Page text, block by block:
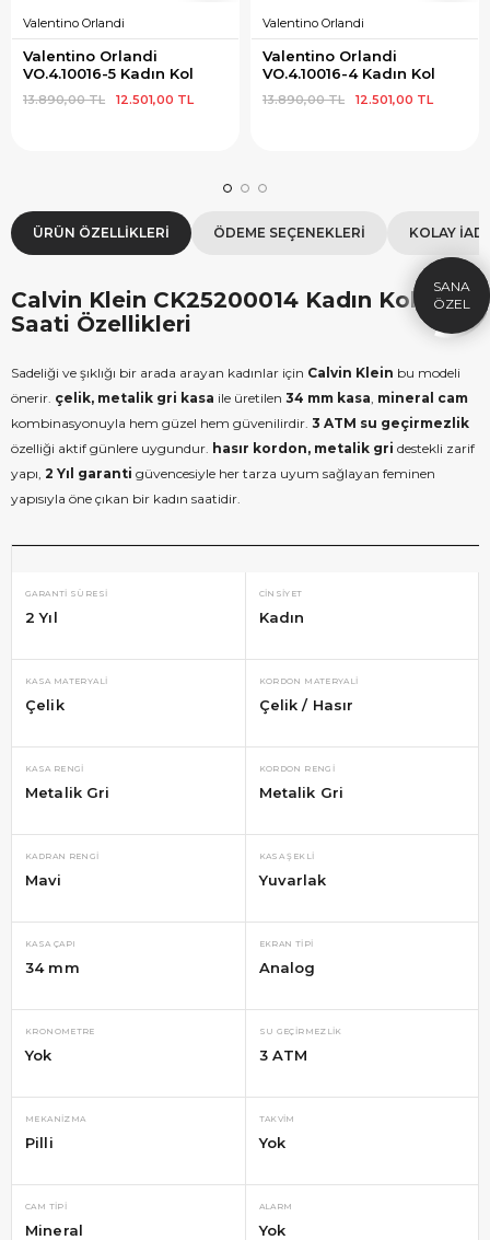
Valentino Orlandi
Valentino Orlandi
VO.4.10016-5 Kadın Kol
12.501,00 TL
13.890,00 TL
Valentino Orlandi
Valentino Orlandi
VO.4.10016-4 Kadın Kol
12.501,00 TL
13.890,00 TL
ÜRÜN ÖZELLIKLERI ÖDEME SEÇENEKLERI KOLAY
Calvin Klein CK25200014 Kadın Kol
Saati Özellikleri
Sadeliği ve şıklığı bir arada arayan kadınlar için Calvin Klein bu modeli
önerir. çelik, metalik gri kasa ile üretilen 34 mm kasa mineral cam
kombinasyonuyla hem güzel hem güvenilirdir. 3 ATM su geçirmezlik
özelliği aktif günlere uygundur. hasır kordon, metalik gri destekli zarif
yapı, 2 Yıl garanti güvencesiyle her tarza uyum sağlayan feminen
yapısıyla öne çıkan bir kadın saatidir.
GARANTI SÜRESI
2 Yıl
CINSIYET
Kadın
KASA MATERYALI
Çelik
KORDON MATERYALI
Çelik / Hasır
KASA RENGI
Metalik Gri
KORDON RENGI
Metalik Gri
KADRAN RENGI
Mavi
KASA ŞEKLI
Yuvarlak
KASA ÇAPI
34 mm
EKRAN TIPI
Analog
KRONOMETRE
Yok
SU GEÇIRMEZLIK
3 ATM
MEKANIZMA
Pilli
TAKVIM
Yok
CAM TIPI
Mineral
ALARM
Yok
HEDIYE
ÇEKI
SEPETTE İNDİRİM
1.000 TL Hediye Çeki